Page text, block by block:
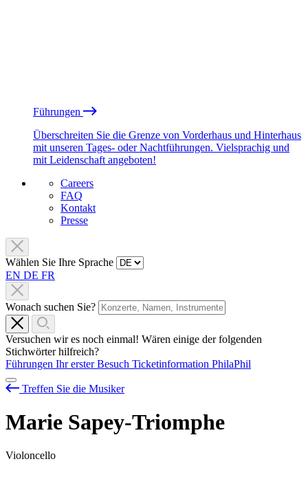
Führungen
Überschreiten Sie die Grenze von Vorderhaus und Hinterhaus
mit unseren Tages- oder Nachtführungen. Vielsprachig und
mit Leidenschaft angeboten!
Careers
FAQ
Kontakt
Presse
Wählen Sie Ihre Sprache
EN DE FR
Wonach suchen Sie?
Versuchen wir es noch einmal! Wären einige der folgenden
Stichwörter hilfreich?
Führungen Ihr erster Besuch Ticketinformation PhilaPhil
Treffen Sie die Musiker
Marie Sapey-Triomphe
Violoncello